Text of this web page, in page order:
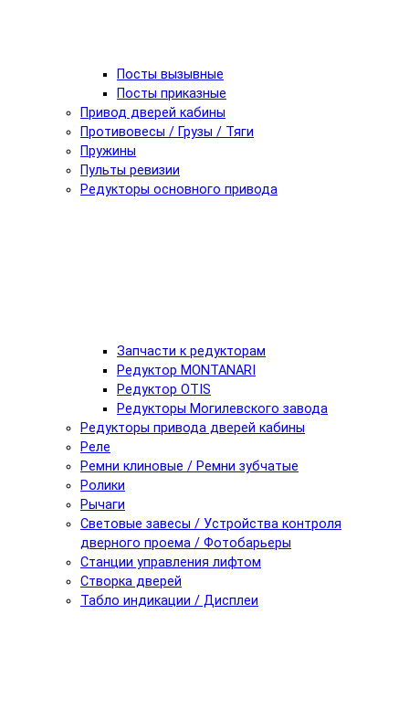
Посты вызывные
Посты приказные
Привод дверей кабины
Противовесы / Грузы / Тяги
Пружины
Пульты ревизии
Редукторы основного привода
Запчасти к редукторам
Редуктор MONTANARI
Редуктор OTIS
Редукторы Могилевского завода
Редукторы привода дверей кабины
Реле
Ремни клиновые / Ремни зубчатые
Ролики
Рычаги
Световые завесы / Устройства контроля
дверного проема / Фотобарьеры
Станции управления лифтом
Створка дверей
Табло индикации / Дисплеи